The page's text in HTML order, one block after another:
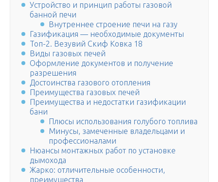
Устройство и принцип работы газовой
банной печи
Внутреннее строение печи на газу
Газификация — необходимые документы
Топ-2. Везувий Скиф Ковка 18
Виды газовых печей
Оформление документов и получение
разрешения
Достоинства газового отопления
Преимущества газовых печей
Преимущества и недостатки газификации
бани
Плюсы использования голубого топлива
Минусы, замеченные владельцами и
профессионалами
Нюансы монтажных работ по установке
дымохода
Жарко: отличительные особенности,
преимущества